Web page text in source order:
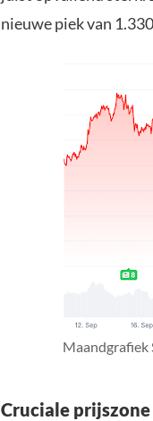
nieuwe piek van
Maandgrafiek
Cruciale